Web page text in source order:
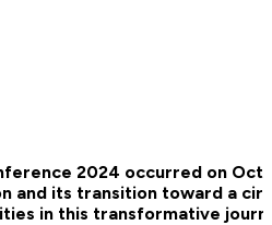
2024 occurred on
and its transition toward a
in this transformative